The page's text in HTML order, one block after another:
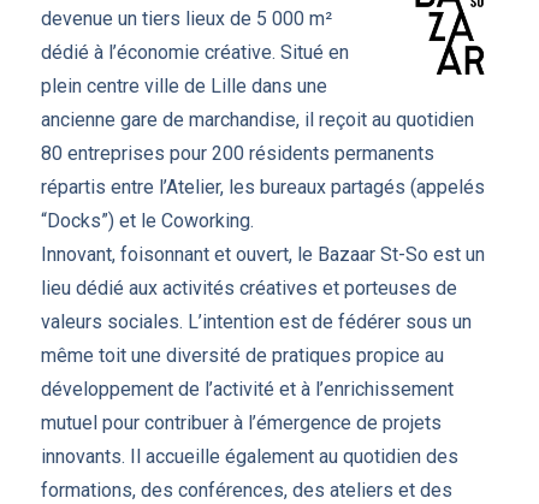
devenue un tiers lieux de 5 000 m²
dédié à l’économie créative. Situé en
plein centre ville de Lille dans une
ancienne gare de marchandise, il reçoit au quotidien
80 entreprises pour 200 résidents permanents
répartis entre l’Atelier, les bureaux partagés (appelés
“Docks”) et le Coworking.
Innovant, foisonnant et ouvert, le Bazaar St-So est un
lieu dédié aux activités créatives et porteuses de
valeurs sociales. L’intention est de fédérer sous un
même toit une diversité de pratiques propice au
développement de l’activité et à l’enrichissement
mutuel pour contribuer à l’émergence de projets
innovants. Il accueille également au quotidien des
formations, des conférences, des ateliers et des